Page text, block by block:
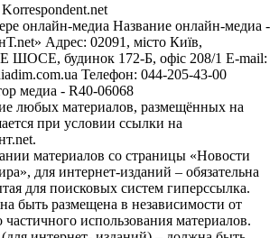
онлайн-медиа Название онлайн-медиа -
Адрес: 02091, місто Київ,
будинок 172-Б, офіс 208/1 E-mail:
Телефон: 044-205-43-00
медиа - R40-06068
любых материалов, размещённых на
при условии ссылки на
материалов со страницы «Новости
для интернет-изданий – обязательна
для поисковых систем гиперссылка.
быть размещена в независимости от
использования материалов.